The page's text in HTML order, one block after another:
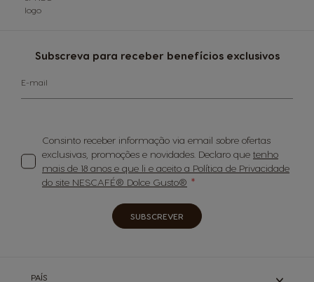
Subscreva para receber benefícios exclusivos
E-mail
Consinto receber informação via email sobre ofertas
exclusivas, promoções e novidades. Declaro que tenho
mais de 18 anos e que li e aceito a Política de Privacidade
do site NESCAFÉ® Dolce Gusto®
SUBSCREVER
PAÍS